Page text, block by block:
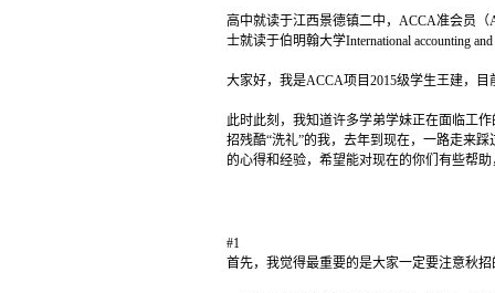
高中就读于江西景德镇二中，ACCA准会员（
士就读于伯明翰大学International accounting
大家好，我是ACCA项目2015级学生王建，
此时此刻，我知道许多学弟学妹正在面临工
招残酷“洗礼”的我，去年到现在，一路走来
的心得和经验，希望能对现在的你们有些帮
#1
首先，我觉得最重要的是大家一定要注意秋